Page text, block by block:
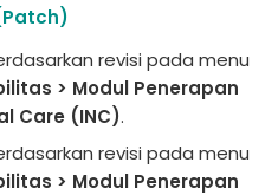
revisi pada menu
> Modul Penerapan
Care (INC).
revisi pada menu
> Modul Penerapan